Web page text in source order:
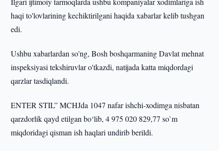
haqi to'lovlarining kechiktirilgani haqida xabarlar kelib tushgan
edi.
Ushbu xabarlardan so'ng, Bosh boshqarmaning Davlat mehnat
inspeksiyasi tekshiruvlar o'tkazdi, natijada katta miqdordagi
qarzlar tasdiqlandi.
ENTER STIL” MCHJda 1047 nafar ishchi-xodimga nisbatan
qarzdorlik qayd etilgan bo‘lib, 4 975 020 829,77 so`m
miqdoridagi qisman ish haqlari undirib berildi.